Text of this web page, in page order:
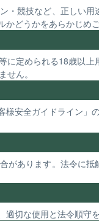
競技など、正しい
どうかをあらかじめご
定められる18歳以
ん。
安全ガイドライン」
あります。法令に
切な使用と法令順守